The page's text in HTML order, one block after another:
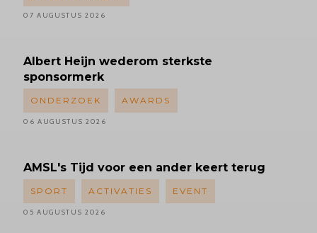
07 AUGUSTUS 2026
Albert Heijn wederom sterkste
sponsormerk
ONDERZOEK AWARDS
06 AUGUSTUS 2026
AMSL's Tijd voor een ander keert terug
SPORT ACTIVATIES EVENT
05 AUGUSTUS 2026